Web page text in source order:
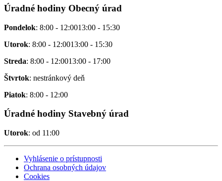
Úradné hodiny Obecný úrad
Pondelok: 8:00 - 12:0013:00 - 15:30
Utorok: 8:00 - 12:0013:00 - 15:30
Streda: 8:00 - 12:0013:00 - 17:00
Štvrtok: nestránkový deň
Piatok: 8:00 - 12:00
Úradné hodiny Stavebný úrad
Utorok: od 11:00
Vyhlásenie o prístupnosti
Ochrana osobných údajov
Cookies